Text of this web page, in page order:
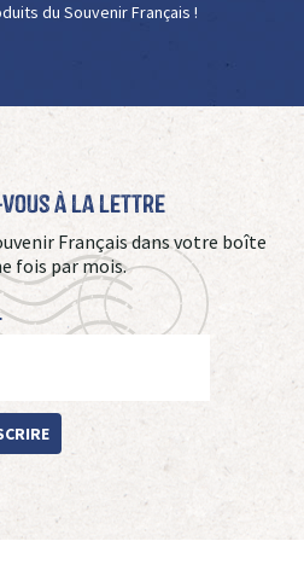
du Souvenir Français !
à La Lettre
Français dans votre boîte
fois par mois.